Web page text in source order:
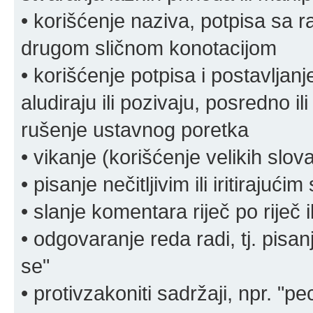
• korišćenje naziva, potpisa sa
drugom sličnom konotacijom
• korišćenje potpisa i
aludiraju ili pozivaju, posredno
rušenje ustavnog poretka
• vikanje (korišćenje velikih
• pisanje nečitljivim ili iritirajućim
• slanje komentara riječ po riječ
• odgovaranje reda radi, tj.
se"
• protivzakoniti sadržaji, npr.